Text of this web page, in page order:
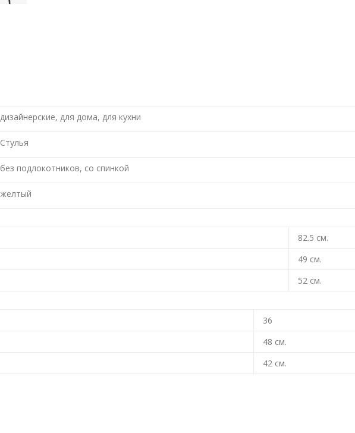
дизайнерские, для дома, для кухни
Стулья
без подлокотников, со спинкой
желтый
82.5 см.
49 см.
52 см.
36
48 см.
42 см.